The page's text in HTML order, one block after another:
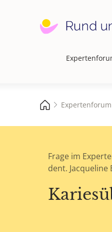
Hauptnavigation
Expertenforum
Frage im
dent. Jacqueline